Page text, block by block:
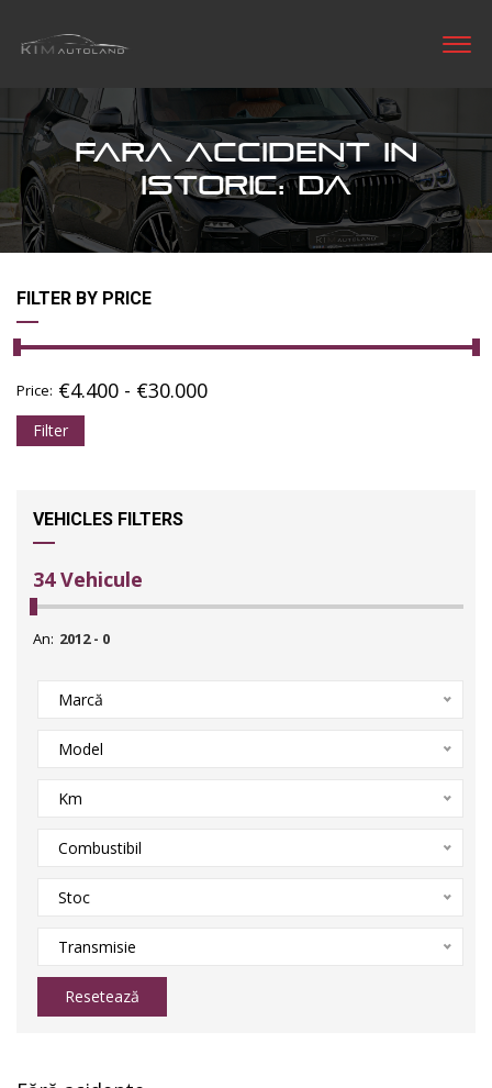
FARA ACCIDENT IN
ISTORIC: DA
FILTER BY PRICE
Price: €4.400 - €30.000
Filter
VEHICLES FILTERS
34 Vehicule
An:
Marcă
Model
Km
Combustibil
Stoc
Transmisie
Resetează